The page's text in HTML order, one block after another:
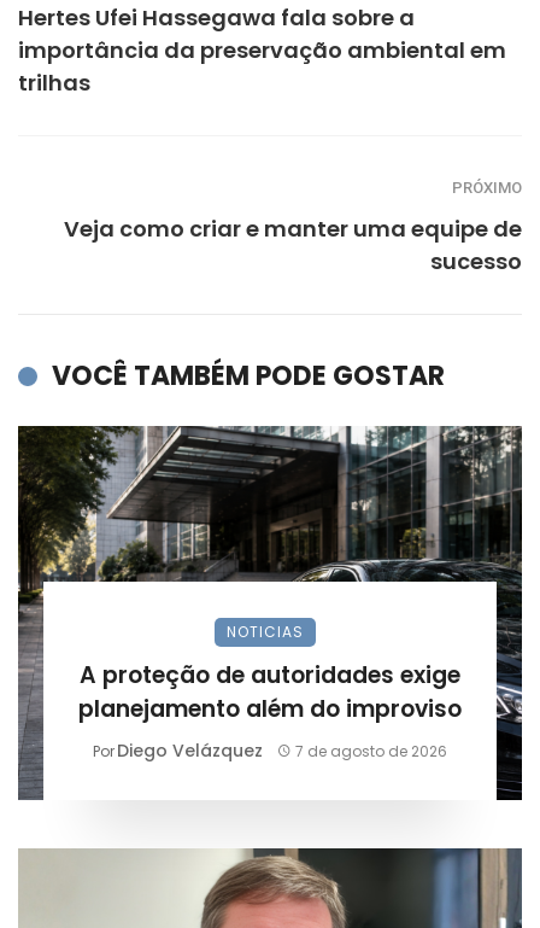
Hertes Ufei Hassegawa fala sobre a
importância da preservação ambiental em
trilhas
PRÓXIMO
Veja como criar e manter uma equipe de
sucesso
VOCÊ TAMBÉM PODE GOSTAR
NOTICIAS
A proteção de autoridades exige
planejamento além do improviso
PorDiego Velázquez 7 de agosto de 2026